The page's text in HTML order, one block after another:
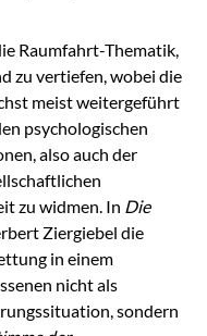
Raumfahrt-Thematik,
zu vertiefen, wobei die
meist weitergeführt
psychologischen
also auch der
zu widmen. In Die
Ziergiebel die
in einem
nicht als
sondern